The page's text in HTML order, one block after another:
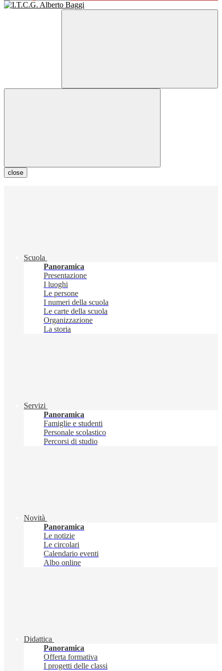
close
Scuola
Panoramica
Presentazione
I luoghi
Le persone
I numeri della scuola
Le carte della scuola
Organizzazione
La storia
Servizi
Panoramica
Famiglie e studenti
Personale scolastico
Percorsi di studio
Novità
Panoramica
Le notizie
Le circolari
Calendario eventi
Albo online
Didattica
Panoramica
Offerta formativa
I progetti delle classi